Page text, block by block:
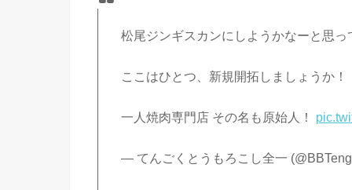
松尾ジンギスカンにしようかなーと思
ここはひとつ、新規開拓しましょうか！
一人焼肉専門店 その名も原始人！
— てんごくとうもろこし全一